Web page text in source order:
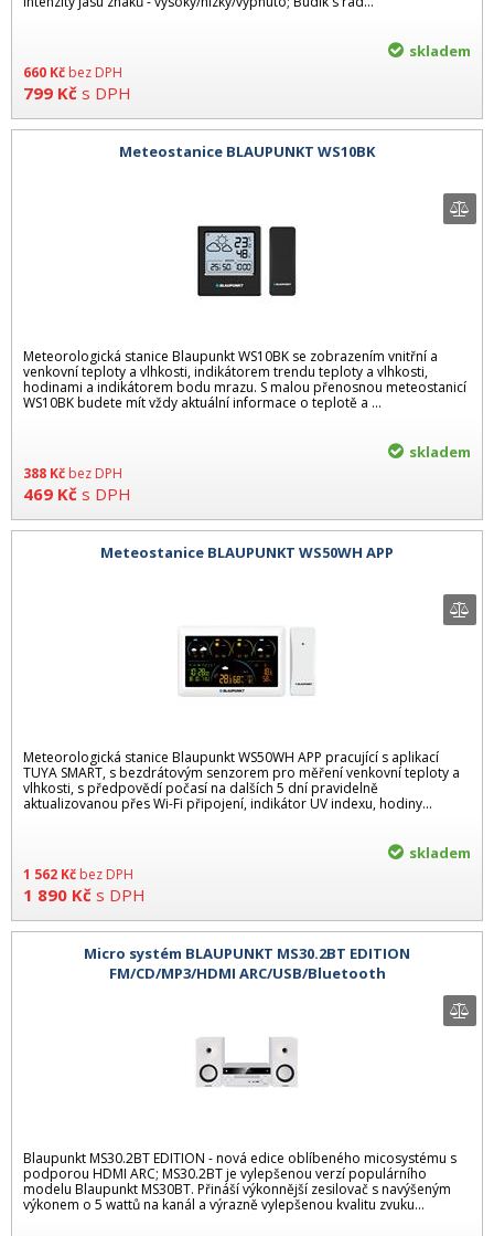
660 Kč bez DPH
799 Kč s DPH
skladem
Meteostanice BLAUPUNKT WS10BK
Meteorologická stanice Blaupunkt WS10BK se zobrazením vnitřní a
venkovní teploty a vlhkosti, indikátorem trendu teploty a vlhkosti,
hodinami a indikátorem bodu mrazu. S malou přenosnou meteostanicí
WS10BK budete mít vždy aktuální informace o teplotě a ...
388 Kč bez DPH
469 Kč s DPH
skladem
Meteostanice BLAUPUNKT WS50WH APP
Meteorologická stanice Blaupunkt WS50WH APP pracující s aplikací
TUYA SMART, s bezdrátovým senzorem pro měření venkovní teploty a
vlhkosti, s předpovědí počasí na dalších 5 dní pravidelně
aktualizovanou přes Wi-Fi připojení, indikátor UV indexu, hodiny...
1 562 Kč bez DPH
1 890 Kč s DPH
skladem
Micro systém BLAUPUNKT MS30.2BT EDITION
FM/CD/MP3/HDMI ARC/USB/Bluetooth
Blaupunkt MS30.2BT EDITION - nová edice oblíbeného micosystému s
podporou HDMI ARC; MS30.2BT je vylepšenou verzí populárního
modelu Blaupunkt MS30BT. Přináší výkonnější zesilovač s navýšeným
výkonem o 5 wattů na kanál a výrazně vylepšenou kvalitu zvuku...